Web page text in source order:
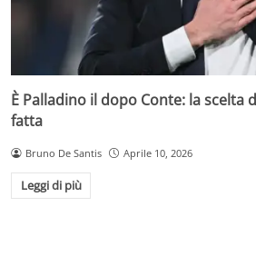
È Palladino il dopo Conte: la scelta
fatta
Bruno De Santis Aprile 10, 2026
Leggi di più